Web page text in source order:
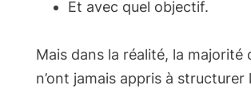
Et avec quel objectif.
Mais dans la réalité, la majorité
n’ont jamais appris à structurer